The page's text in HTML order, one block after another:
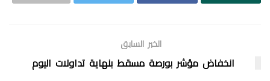
الخبر السابق
انخفاض مؤشر بورصة مسقط بنهاية تداولات اليوم